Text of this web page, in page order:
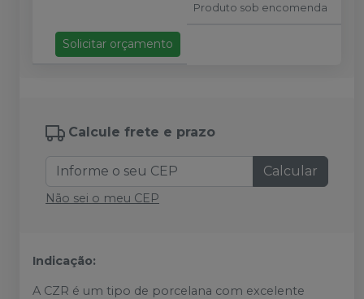
Produto sob encomenda
Solicitar orçamento
Calcule frete e prazo
Calcular
Não sei o meu CEP
Indicação:
A CZR é um tipo de porcelana com excelente